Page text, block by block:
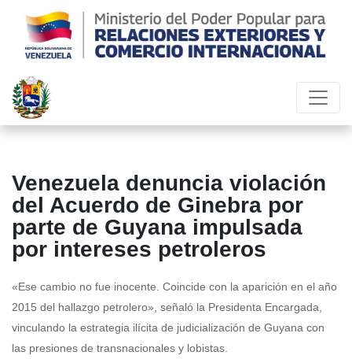
Venezuela denuncia violación
del Acuerdo de Ginebra por
parte de Guyana impulsada
por intereses petroleros
«Ese cambio no fue inocente. Coincide con la aparición en el año
2015 del hallazgo petrolero», señaló la Presidenta Encargada,
vinculando la estrategia ilícita de judicialización de Guyana con
las presiones de transnacionales y lobistas.